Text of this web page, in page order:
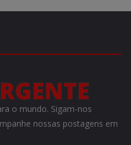
o mundo. Sigam-nos
nossas postagens em